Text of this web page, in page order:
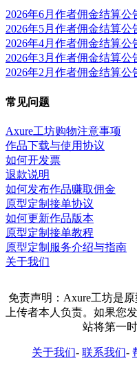
2026年6月作者佣金结算公
2026年5月作者佣金结算公
2026年4月作者佣金结算公
2026年3月作者佣金结算公
2026年2月作者佣金结算公
常见问题
Axure工坊购物注意事项
作品下载与使用协议
如何开发票
退款说明
如何发布作品赚取佣金
原型定制接单协议
如何更新作品版本
原型定制接单教程
原型定制服务介绍与指南
关于我们
免责声明：Axure工坊是
上传者本人负责。如果您
站将第一
关于我们- 联系我们-